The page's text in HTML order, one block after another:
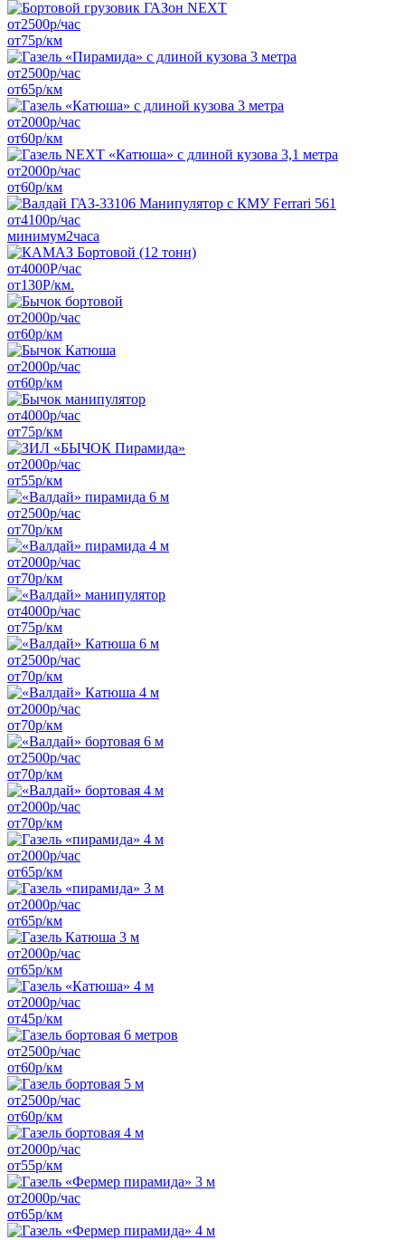
от2500р/час
от75р/км
от2500р/час
от65р/км
от2000р/час
от60р/км
от2000р/час
от60р/км
от4100р/час
минимум2часа
от4000Р/час
от130Р/км.
от2000р/час
от60р/км
от2000р/час
от60р/км
от4000р/час
от75р/км
от2000р/час
от55р/км
от2500р/час
от70р/км
от2000р/час
от70р/км
от4000р/час
от75р/км
от2500р/час
от70р/км
от2000р/час
от70р/км
от2500р/час
от70р/км
от2000р/час
от70р/км
от2000р/час
от65р/км
от2000р/час
от65р/км
от2000р/час
от65р/км
от2000р/час
от45р/км
от2500р/час
от60р/км
от2500р/час
от60р/км
от2000р/час
от55р/км
от2000р/час
от65р/км